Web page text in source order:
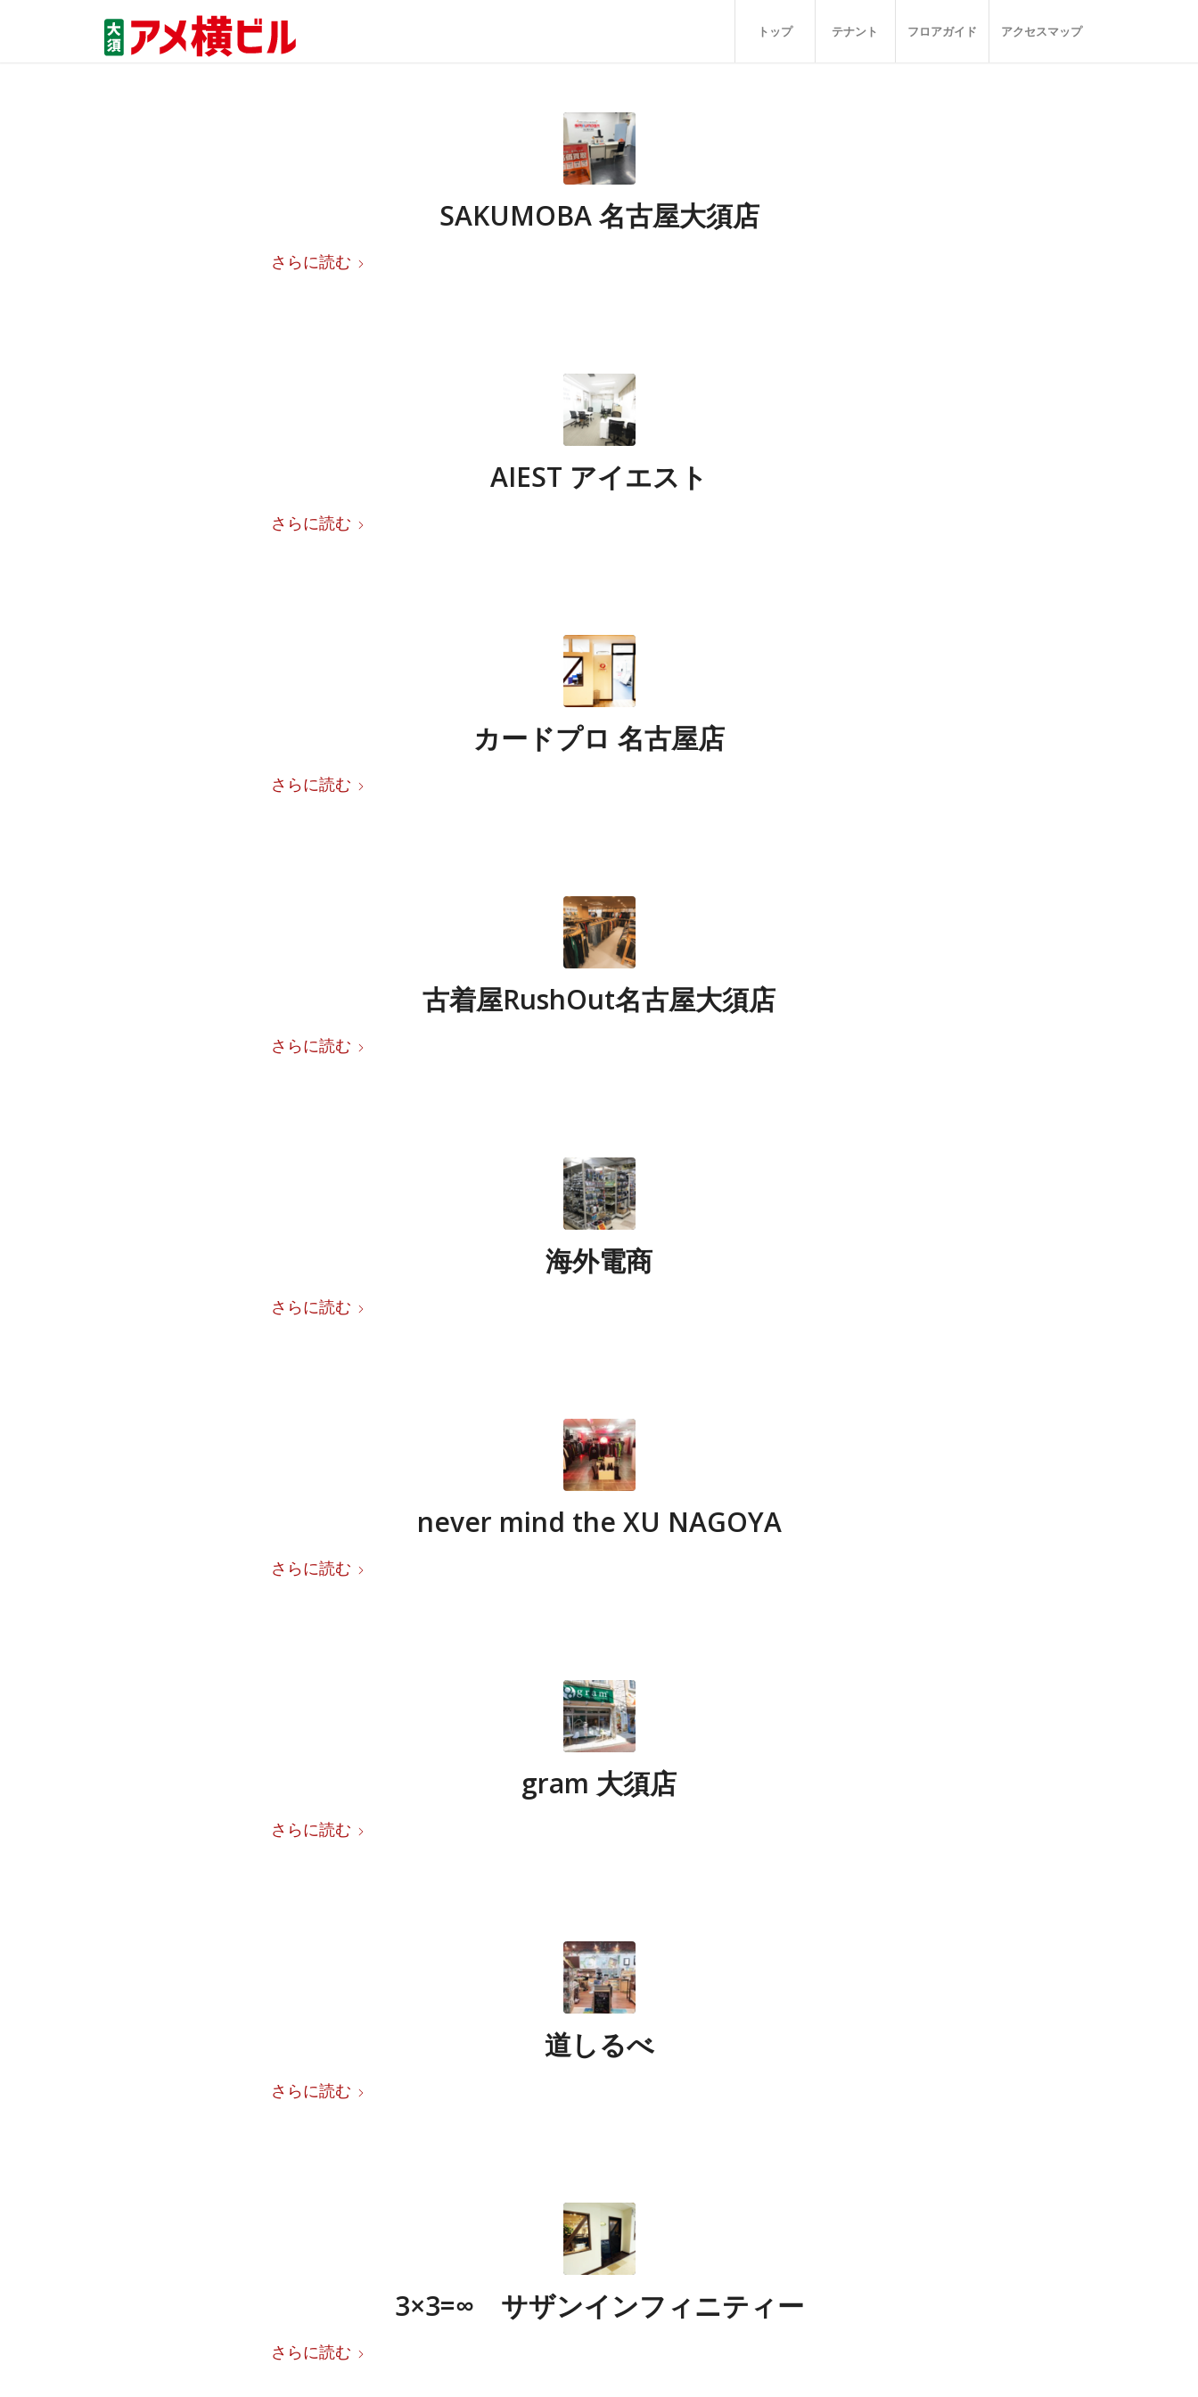
トップ テナント フロアガイド アクセスマップ
SAKUMOBA 名古屋大須店
さらに読む
AIEST アイエスト
さらに読む
カードプロ 名古屋店
さらに読む
古着屋RushOut名古屋大須店
さらに読む
海外電商
さらに読む
never mind the XU NAGOYA
さらに読む
gram 大須店
さらに読む
道しるべ
さらに読む
3×3=∞ サザンインフィニティー
さらに読む